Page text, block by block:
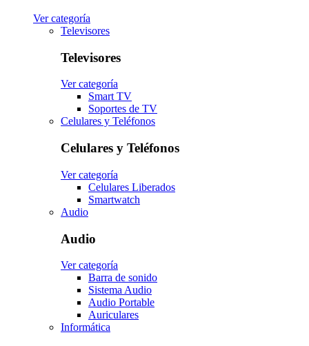
Ver categoría
Televisores
Televisores
Ver categoría
Smart TV
Soportes de TV
Celulares y Teléfonos
Celulares y Teléfonos
Ver categoría
Celulares Liberados
Smartwatch
Audio
Audio
Ver categoría
Barra de sonido
Sistema Audio
Audio Portable
Auriculares
Informática